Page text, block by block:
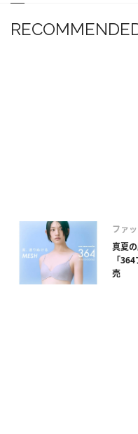
ファ
真夏
「
売